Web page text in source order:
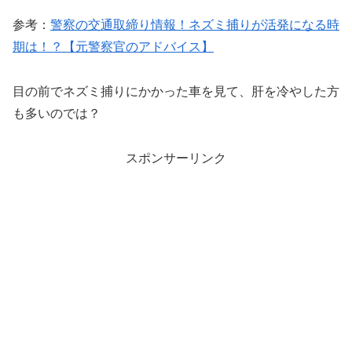
参考： 警察の交通取締り情報！ネズミ捕りが活発になる時
期は！？【元警察官のアドバイス】
目の前でネズミ捕りにかかった車を見て、肝を冷やした方
も多いのでは？
スポンサーリンク